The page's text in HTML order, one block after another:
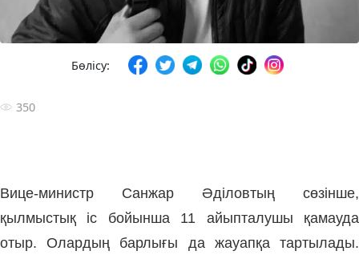
Бөлісу:
350
Вице-министр Санжар Әділовтың сөзінше,
қылмыстық іс бойынша 11 айыпталушы қамауда
отыр. Олардың барлығы да жауапқа тартылады.